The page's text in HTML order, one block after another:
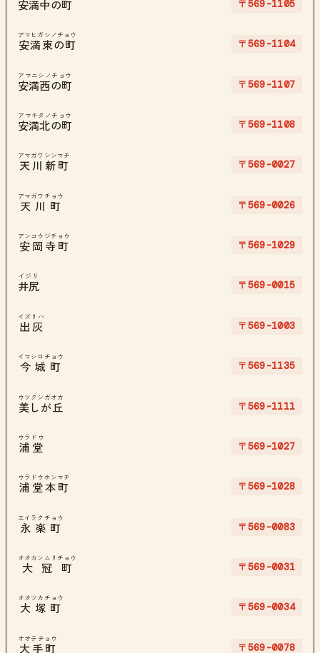
安満中の町 〒569-1105
安満東の町
アマヒガシノチョウ
〒569-1104
安満西の町
アマニシノチョウ
〒569-1107
安満北の町
アマキタノチョウ
〒569-1108
天川新町
アマガワシンマチ
〒569-0027
天川町
アマガワチョウ
〒569-0026
安岡寺町
アンコウジチョウ
〒569-1029
井尻
イジリ
〒569-0015
出灰
イズリハ
〒569-1003
今城町
イマシロチョウ
〒569-1135
美しが丘
ウツクシガオカ
〒569-1111
浦堂
ウラドウ
〒569-1027
浦堂本町
ウラドウホンマチ
〒569-1028
永楽町
エイラクチョウ
〒569-0083
大冠町
オオカンムリチョウ
〒569-0031
大塚町
オオツカチョウ
〒569-0034
大手町
オオテチョウ
〒569-0078